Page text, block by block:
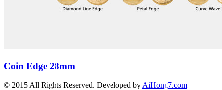
Coin Edge 28mm
© 2015 All Rights Reserved. Developed byAiHong7.com